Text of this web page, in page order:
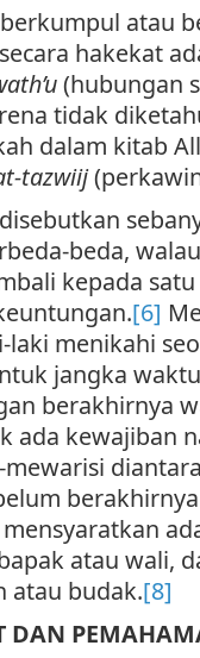
atau
hakekat
(hubungan
tidak
dalam kitab
tazwiij
beda,
kepada
[6]
laki menikahi
jangka
berakhirnya
ada kewajiban
atau wali,
atau budak.[8]
DAN